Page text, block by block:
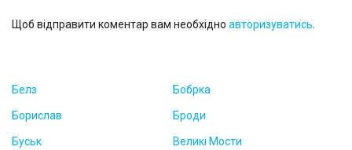
Белз Бобрка
Борислав Броди
Буськ Великі Мости
Щоб відправити коментар вам необхідно авторизуватись